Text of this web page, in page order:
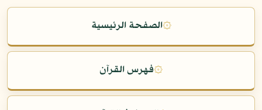
۞الصفحة الرئيسية
۞فهرس القرآن